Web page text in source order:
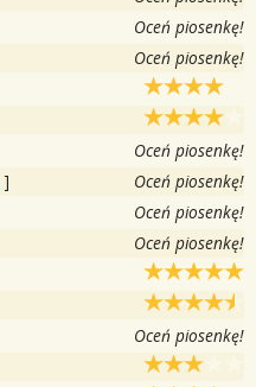
Oceń piosenkę!
Oceń piosenkę!
Oceń piosenkę!
] Oceń piosenkę!
Oceń piosenkę!
Oceń piosenkę!
Oceń piosenkę!